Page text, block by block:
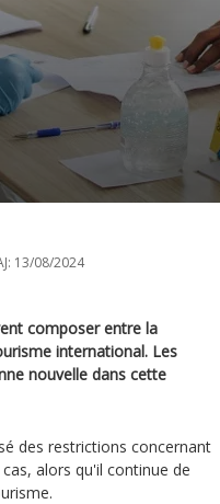
13/08/2024
composer entre la
international. Les
nouvelle dans cette
des restrictions concernant
alors qu'il continue de